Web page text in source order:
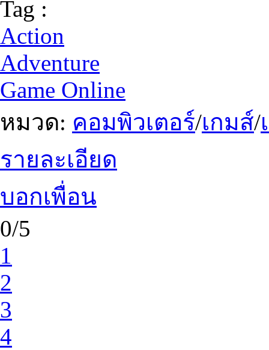
Tag :
Action
Adventure
Game Online
หมวด: คอมพิวเตอร์/เกมส์/
รายละเอียด
บอกเพื่อน
0/5
1
2
3
4